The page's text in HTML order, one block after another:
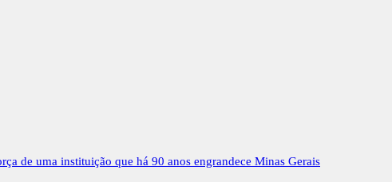
de uma instituição que há 90 anos engrandece Minas Gerais